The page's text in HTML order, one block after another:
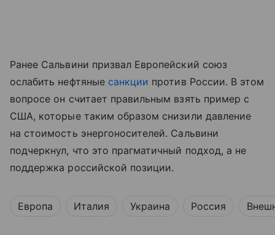
Ранее Сальвини призвал Европейский союз
ослабить нефтяные санкции против России. В этом
вопросе он считает правильным взять пример с
США, которые таким образом снизили давление
на стоимость энергоносителей. Сальвини
подчеркнул, что это прагматичный подход, а не
поддержка российской позиции.
Европа Италия Украина Россия